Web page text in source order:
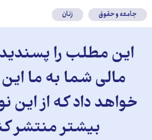
جامعه و حقوق زنان
این مطلب را
مالی شما به ما این
خواهد داد که از این
بیشتر منتشر